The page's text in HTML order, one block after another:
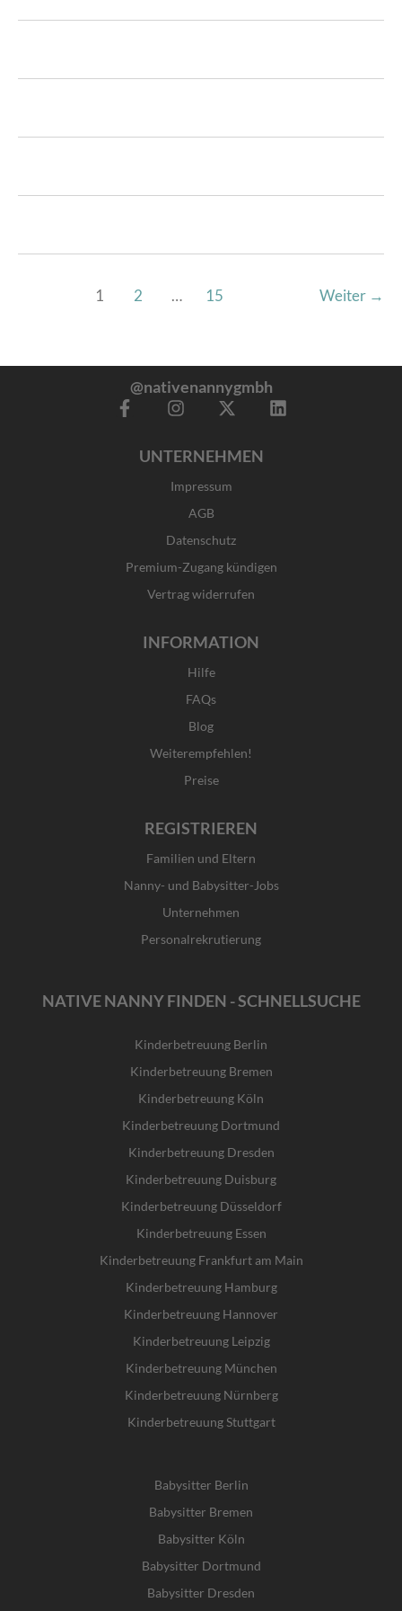
1 2 … 15 Weiter →
@nativenannygmbh
F
f
I
t
a
g
a
m
X
w
i
t
e
r
L
UNTERNEHMEN
Impressum
AGB
Datenschutz
Premium-Zugang kündigen
Vertrag widerrufen
INFORMATION
Hilfe
FAQs
Blog
Weiterempfehlen!
Preise
REGISTRIEREN
Familien und Eltern
Nanny- und Babysitter-Jobs
Unternehmen
Personalrekrutierung
NATIVE NANNY FINDEN - SCHNELLSUCHE
Kinderbetreuung Berlin
Kinderbetreuung Bremen
Kinderbetreuung Köln
Kinderbetreuung Dortmund
Kinderbetreuung Dresden
Kinderbetreuung Duisburg
Kinderbetreuung Düsseldorf
Kinderbetreuung Essen
Kinderbetreuung Frankfurt am Main
Kinderbetreuung Hamburg
Kinderbetreuung Hannover
Kinderbetreuung Leipzig
Kinderbetreuung München
Kinderbetreuung Nürnberg
Kinderbetreuung Stuttgart
Babysitter Berlin
Babysitter Bremen
Babysitter Köln
Babysitter Dortmund
Babysitter Dresden